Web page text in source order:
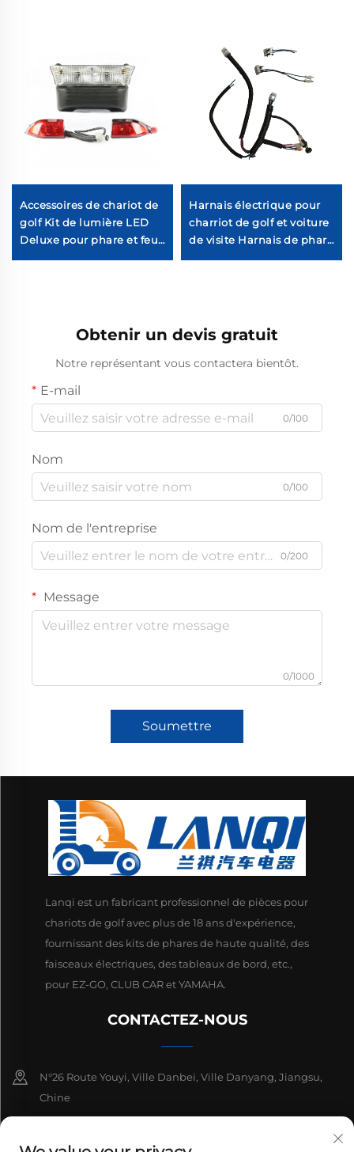
Accessoires de chariot de
golf Kit de lumière LED
Deluxe pour phare et feu
arrière de voiture Club
Harnais électrique pour
charriot de golf et voiture
de visite Harnais de phare
universel pour charriot de
Obtenir un devis gratuit
Notre représentant vous contactera bientôt.
E-mail
0/100
Nom
0/100
Nom de l'entreprise
0/200
Message
0/1000
Soumettre
Lanqi est un fabricant professionnel de pièces pour
chariots de golf avec plus de 18 ans d'expérience,
fournissant des kits de phares de haute qualité, des
faisceaux électriques, des tableaux de bord, etc.,
pour EZ-GO, CLUB CAR et YAMAHA.
CONTACTEZ-NOUS
N°26 Route Youyi, Ville Danbei, Ville Danyang, Jiangsu,
Chine